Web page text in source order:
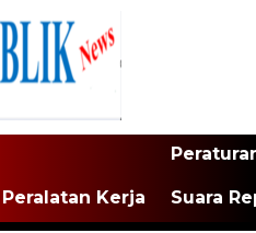
Peralatan Kerja Suara